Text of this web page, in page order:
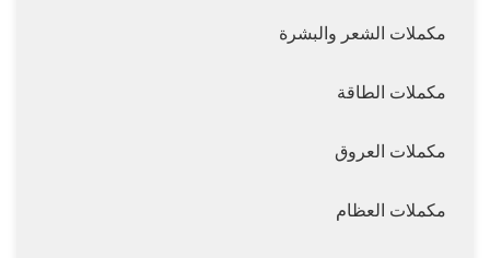
مكملات الشعر والبشرة
مكملات الطاقة
مكملات العروق
مكملات العظام